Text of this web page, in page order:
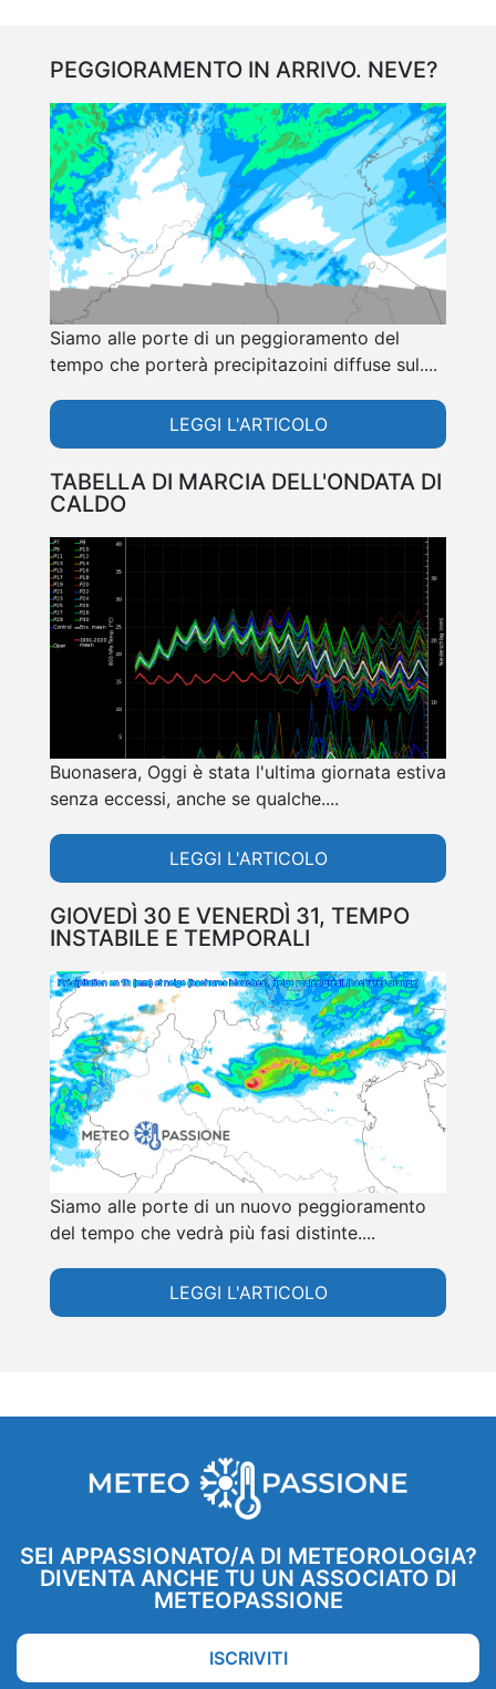
PEGGIORAMENTO IN ARRIVO. NEVE?
Siamo alle porte di un peggioramento del
tempo che porterà precipitazoini diffuse sul....
LEGGI L'ARTICOLO
TABELLA DI MARCIA DELL'ONDATA DI
CALDO
Buonasera, Oggi è stata l'ultima giornata estiva
senza eccessi, anche se qualche....
LEGGI L'ARTICOLO
GIOVEDÌ 30 E VENERDÌ 31, TEMPO
INSTABILE E TEMPORALI
Siamo alle porte di un nuovo peggioramento
del tempo che vedrà più fasi distinte....
LEGGI L'ARTICOLO
SEI APPASSIONATO/A DI METEOROLOGIA?
DIVENTA ANCHE TU UN ASSOCIATO DI
METEOPASSIONE
ISCRIVITI